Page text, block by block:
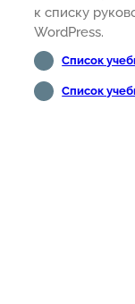
к списку
WordPress.
Список
Список